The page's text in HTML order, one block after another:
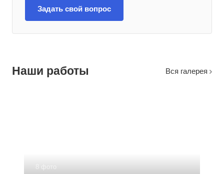
Задать свой вопрос
Наши работы Вcя галерея